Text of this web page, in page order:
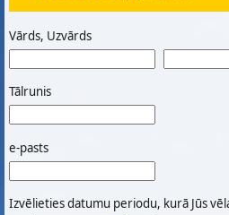
Vārds, Uzvārds
Tālrunis
e-pasts
Izvēlieties datumu periodu, kurā Jūs